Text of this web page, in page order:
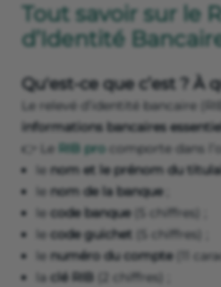
Tout savoir sur le
d’Identité
Qu'est-ce que c’est ? À
Le relevé d’identité bancaire
informations bancaires
👉 Le RIB pro comporte dans
le nom et le prénom du
le nom de la banque
le code banque(5 chiffres) ;
le code guichet
(5 chiffres) ;
le numéro du compte
(11
la clé RIB
(2 chiffres) ;